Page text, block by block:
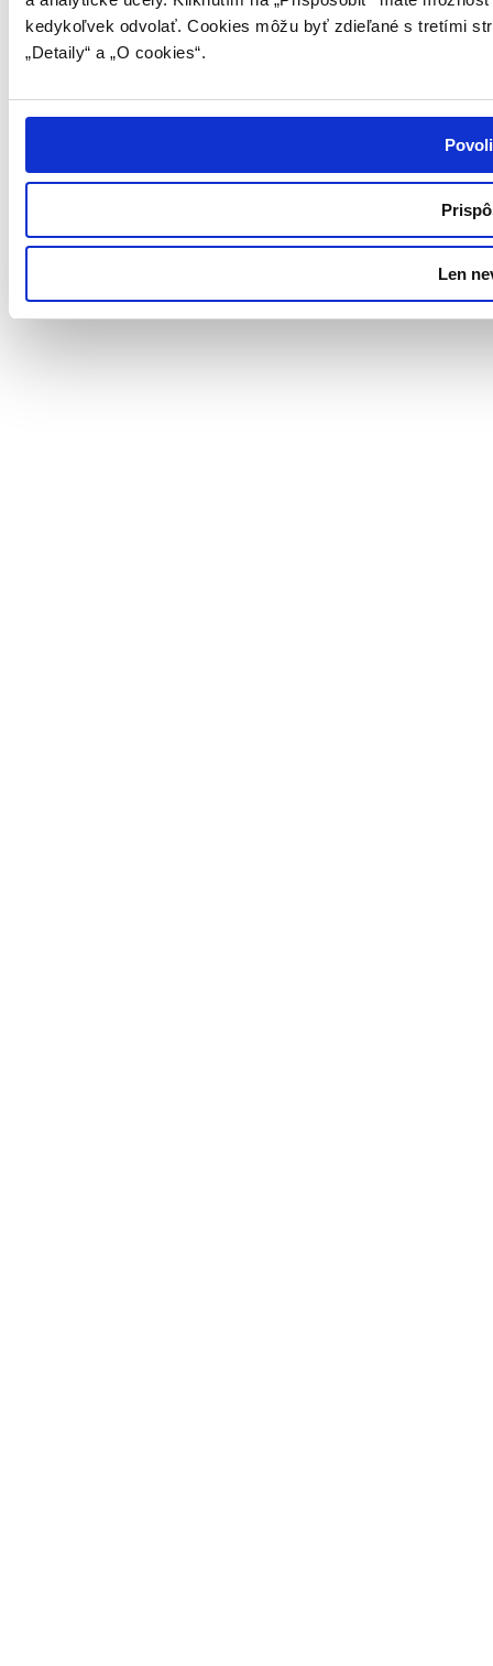
kedykoľvek odvolať. Cookies môžu byť zdieľané s tretími
„Detaily“ a „O cookies“.
Len